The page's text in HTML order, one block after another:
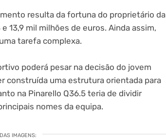
resulta da fortuna do proprietário da
13,9 mil milhões de euros. Ainda assim,
tarefa complexa.
poderá pesar na decisão do jovem
construída uma estrutura orientada para
na Pinarello Q36.5 teria de dividir
nomes da equipa.
IMAGENS: